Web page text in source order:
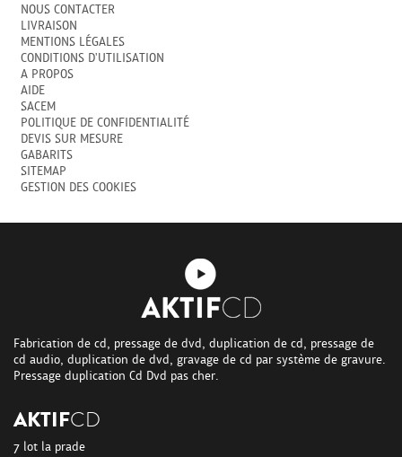
NOUS CONTACTER
LIVRAISON
MENTIONS LÉGALES
CONDITIONS D'UTILISATION
A PROPOS
AIDE
SACEM
POLITIQUE DE CONFIDENTIALITÉ
DEVIS SUR MESURE
GABARITS
SITEMAP
GESTION DES COOKIES
Fabrication de cd, pressage de dvd, duplication de cd, pressage de
cd audio, duplication de dvd, gravage de cd par système de gravure.
Pressage duplication Cd Dvd pas cher.
AKTIFCD
7 lot la prade